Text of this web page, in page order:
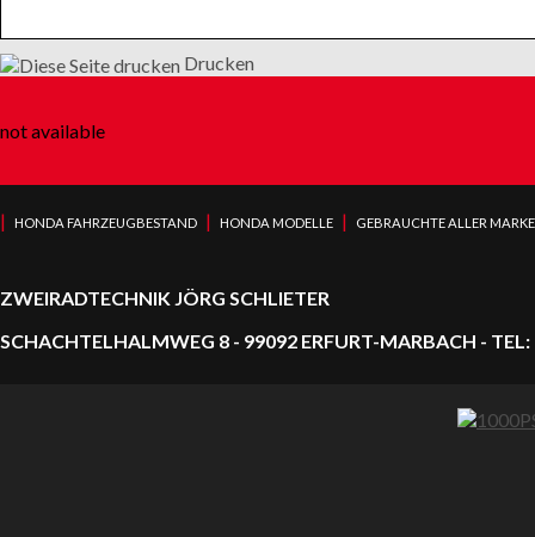
Drucken
not available
| HONDA FAHRZEUGBESTAND | HONDA MODELLE | GEBRAUCHTE ALLER
ZWEIRADTECHNIK JÖRG SCHLIETER
SCHACHTELHALMWEG 8 - 99092 ERFURT-MARBACH -